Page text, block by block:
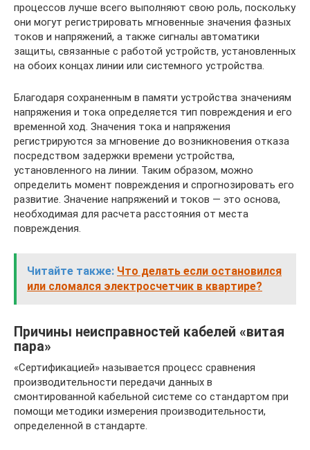
процессов лучше всего выполняют свою роль, поскольку
они могут регистрировать мгновенные значения фазных
токов и напряжений, а также сигналы автоматики
защиты, связанные с работой устройств, установленных
на обоих концах линии или системного устройства.
Благодаря сохраненным в памяти устройства значениям
напряжения и тока определяется тип повреждения и его
временной ход. Значения тока и напряжения
регистрируются за мгновение до возникновения отказа
посредством задержки времени устройства,
установленного на линии. Таким образом, можно
определить момент повреждения и спрогнозировать его
развитие. Значение напряжений и токов — это основа,
необходимая для расчета расстояния от места
повреждения.
Читайте также: Что делать если остановился
или сломался электросчетчик в квартире?
Причины неисправностей кабелей «витая
пара»
«Сертификацией» называется процесс сравнения
производительности передачи данных в
смонтированной кабельной системе со стандартом при
помощи методики измерения производительности,
определенной в стандарте.